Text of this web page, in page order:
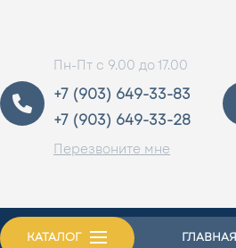
Пн-Пт с 9.00 до 17.00
+7 (903) 649-33-83
+7 (903) 649-33-28
Перезвоните мне
КАТАЛОГ ГЛАВНАЯ